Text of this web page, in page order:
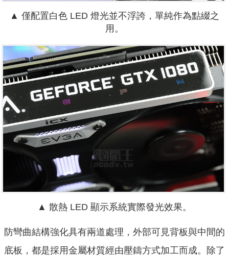
▲ 僅配置白色 LED 燈光並不浮誇，單純作為點綴之
用。
▲ 散熱 LED 顯示系統實際發光效果。
防彎曲結構強化具有兩道處理，外部可見背板與中間的
底板，都是採用金屬材質經由壓鑄方式加工而成。除了